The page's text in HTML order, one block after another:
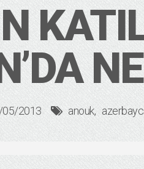
05/2013 anouk